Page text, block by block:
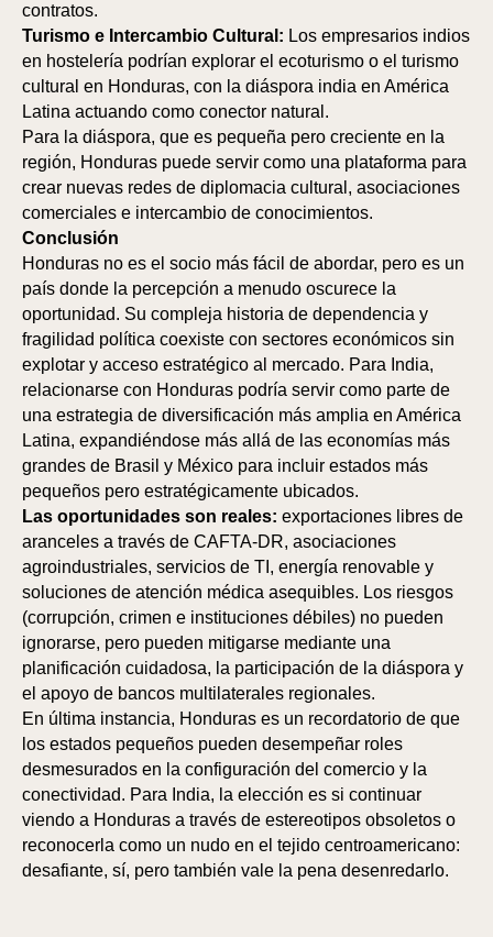
contratos.
Turismo e Intercambio Cultural: Los empresarios indios
en hostelería podrían explorar el ecoturismo o el turismo
cultural en Honduras, con la diáspora india en América
Latina actuando como conector natural.
Para la diáspora, que es pequeña pero creciente en la
región, Honduras puede servir como una plataforma para
crear nuevas redes de diplomacia cultural, asociaciones
comerciales e intercambio de conocimientos.
Conclusión
Honduras no es el socio más fácil de abordar, pero es un
país donde la percepción a menudo oscurece la
oportunidad. Su compleja historia de dependencia y
fragilidad política coexiste con sectores económicos sin
explotar y acceso estratégico al mercado. Para India,
relacionarse con Honduras podría servir como parte de
una estrategia de diversificación más amplia en América
Latina, expandiéndose más allá de las economías más
grandes de Brasil y México para incluir estados más
pequeños pero estratégicamente ubicados.
Las oportunidades son reales: exportaciones libres de
aranceles a través de CAFTA-DR, asociaciones
agroindustriales, servicios de TI, energía renovable y
soluciones de atención médica asequibles. Los riesgos
(corrupción, crimen e instituciones débiles) no pueden
ignorarse, pero pueden mitigarse mediante una
planificación cuidadosa, la participación de la diáspora y
el apoyo de bancos multilaterales regionales.
En última instancia, Honduras es un recordatorio de que
los estados pequeños pueden desempeñar roles
desmesurados en la configuración del comercio y la
conectividad. Para India, la elección es si continuar
viendo a Honduras a través de estereotipos obsoletos o
reconocerla como un nudo en el tejido centroamericano:
desafiante, sí, pero también vale la pena desenredarlo.